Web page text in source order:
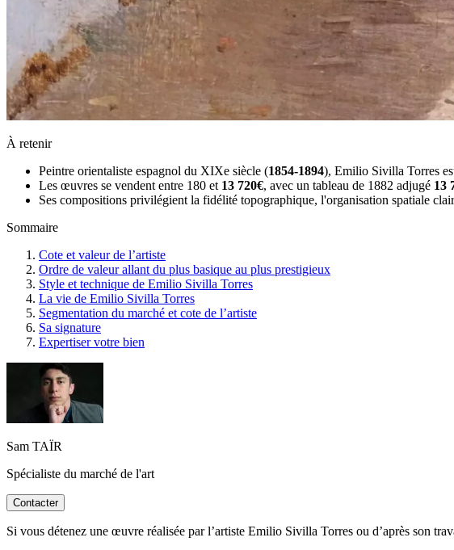
À retenir
Peintre orientaliste espagnol du XIXe siècle (1854-1894), Emilio Sivilla Torres
Les œuvres se vendent entre 180 et 13 720€, avec un tableau de 1882 adjugé 13
Ses compositions privilégient la fidélité topographique, l'organisation spatiale
Sommaire
Cote et valeur de l’artiste
Ordre de valeur allant du plus basique au plus prestigieux
Style et technique de Emilio Sivilla Torres
La vie de Emilio Sivilla Torres
Segmentation du marché et cote de l’artiste
Sa signature
Expertiser votre bien
Sam TAÏR
Spécialiste du marché de l'art
Contacter
Si vous détenez une œuvre réalisée par l’artiste Emilio Sivilla Torres ou d’après son